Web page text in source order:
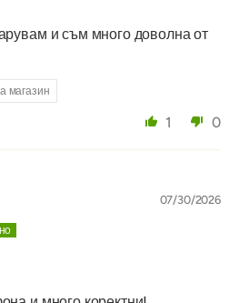
и съм много доволна от
магазин
1 0
07/30/2026